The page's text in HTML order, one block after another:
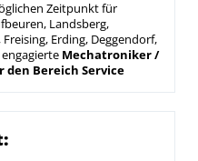
Zeitpunkt für
Landsberg,
Erding, Deggendorf,
Mechatroniker /
Bereich Service